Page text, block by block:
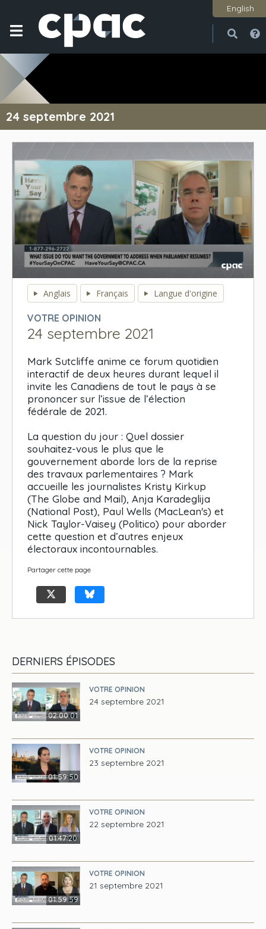
English
24 septembre 2021
seconds
seconds
Anglais Français Langue d'origine
VOTRE OPINION
24 septembre 2021
Mark Sutcliffe anime ce forum quotidien
interactif de deux heures durant lequel il
invite les Canadiens de tout le pays à se
prononcer sur l’issue de l’élection
fédérale de 2021.
La question du jour : Quel dossier
souhaitez-vous le plus que le
gouvernement aborde lors de la reprise
des travaux parlementaires ? Mark
accueille les journalistes Kristy Kirkup
(The Globe and Mail), Anja Karadeglija
(National Post), Paul Wells (MacLean's) et
Nick Taylor-Vaisey (Politico) pour aborder
cette question et d’autres enjeux
électoraux incontournables.
Partager cette page
DERNIERS ÉPISODES
02:00:01
VOTRE OPINION
24 septembre 2021
01:59:50
VOTRE OPINION
23 septembre 2021
01:47:20
VOTRE OPINION
22 septembre 2021
01:59:59
VOTRE OPINION
21 septembre 2021